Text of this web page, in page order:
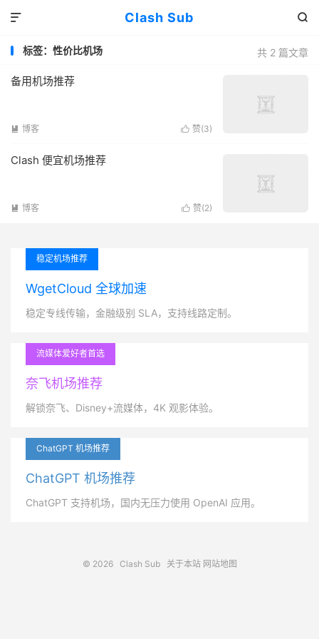
Clash Sub 

共 2 篇文章
标签：性价比机场
备用机场推荐
 赞(3)
 博客
Clash 便宜机场推荐
 赞(2)
 博客
稳定机场推荐
WgetCloud 全球加速
稳定专线传输，金融级别 SLA，支持线路定制。
流媒体爱好者首选
奈飞机场推荐
解锁奈飞、Disney+流媒体，4K 观影体验。
ChatGPT 机场推荐
ChatGPT 机场推荐
ChatGPT 支持机场，国内无压力使用 OpenAI 应用。
© 2026 Clash Sub 关于本站 网站地图